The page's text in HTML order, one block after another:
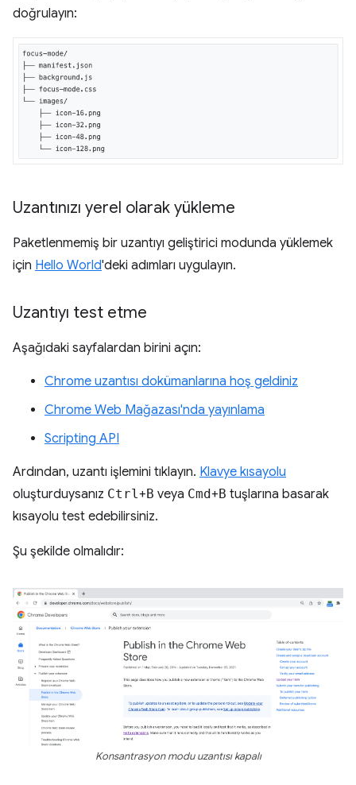
doğrulayın:
Uzantınızı yerel olarak yükleme
Paketlenmemiş bir uzantıyı geliştirici modunda yüklemek
için Hello World'deki adımları uygulayın.
Uzantıyı test etme
Aşağıdaki sayfalardan birini açın:
Chrome uzantısı dokümanlarına hoş geldiniz
Chrome Web Mağazası'nda yayınlama
Scripting API
Ardından, uzantı işlemini tıklayın. Klavye kısayolu
oluşturduysanız Ctrl +B veya Cmd+B tuşlarına basarak
kısayolu test edebilirsiniz.
Şu şekilde olmalıdır:
Konsantrasyon modu uzantısı kapalı